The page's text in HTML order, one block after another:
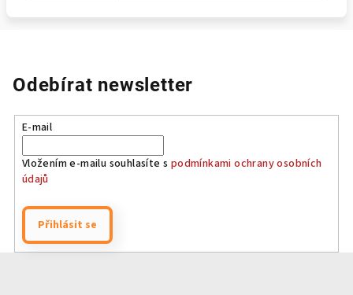
Odebírat newsletter
E-mail
Vložením e-mailu souhlasíte s podmínkami ochrany osobních
údajů
Přihlásit se